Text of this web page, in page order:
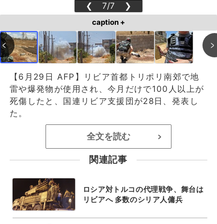
❮ 7/7 ❯
caption +
【6月29日 AFP】リビア首都トリポリ南郊で地
雷や爆発物が使用され、今月だけで100人以上が
死傷したと、国連リビア支援団が28日、発表し
た。
全文を読む >
関連記事
ロシア対トルコの代理戦争、舞台は
リビアへ 多数のシリア人傭兵